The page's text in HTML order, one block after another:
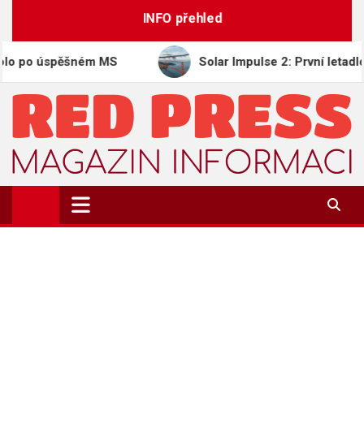
INFO přehled
MS Solar Impulse 2: První letadlo
REDPRESS.CZ
Magazín informací | Zpravodajství